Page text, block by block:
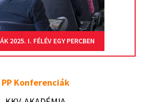
2025. I. FÉLÉV EGY PERCBEN
PP Konferenciák